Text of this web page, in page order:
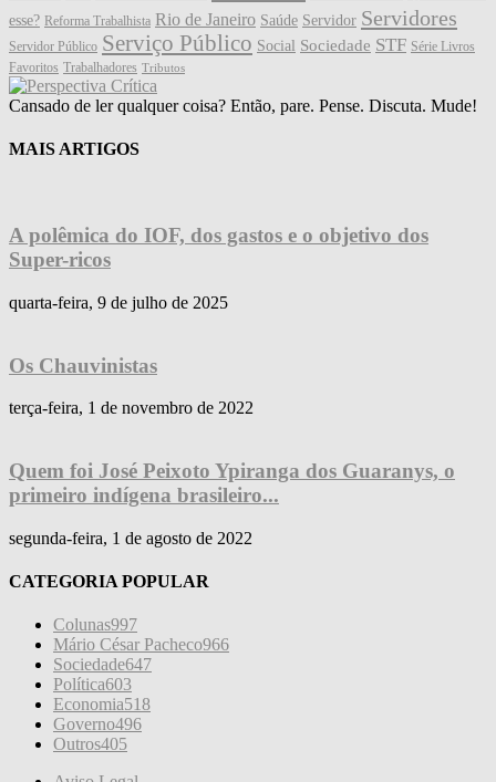
esse? Reforma Trabalhista Rio de Janeiro Saúde Servidor Servidores
Servidor Público Serviço Público Social Sociedade STF Série Livros
Favoritos Trabalhadores Tributos
Cansado de ler qualquer coisa? Então, pare. Pense. Discuta. Mude!
MAIS ARTIGOS
A polêmica do IOF, dos gastos e o objetivo dos
Super-ricos
quarta-feira, 9 de julho de 2025
Os Chauvinistas
terça-feira, 1 de novembro de 2022
Quem foi José Peixoto Ypiranga dos Guaranys, o
primeiro indígena brasileiro...
segunda-feira, 1 de agosto de 2022
CATEGORIA POPULAR
Colunas997
Mário César Pacheco966
Sociedade647
Política603
Economia518
Governo496
Outros405